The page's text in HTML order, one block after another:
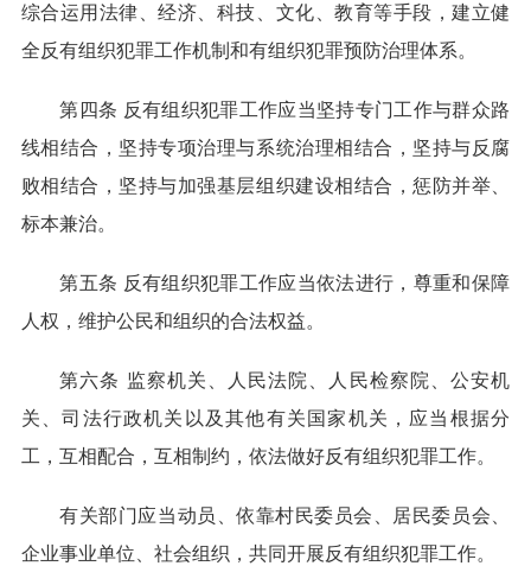
综合运用法律、经济、科技、文化、教育等手段，建立健
全反有组织犯罪工作机制和有组织犯罪预防治理体系。
第四条 反有组织犯罪工作应当坚持专门工作与群众路
线相结合，坚持专项治理与系统治理相结合，坚持与反腐
败相结合，坚持与加强基层组织建设相结合，惩防并举、
标本兼治。
第五条 反有组织犯罪工作应当依法进行，尊重和保障
人权，维护公民和组织的合法权益。
第六条 监察机关、人民法院、人民检察院、公安机
关、司法行政机关以及其他有关国家机关，应当根据分
工，互相配合，互相制约，依法做好反有组织犯罪工作。
有关部门应当动员、依靠村民委员会、居民委员会、
企业事业单位、社会组织，共同开展反有组织犯罪工作。